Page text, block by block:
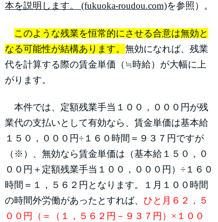
本を説明します。 (fukuoka-roudou.com)を参照）。
このような残業を恒常的にさせる合意は無効と
なる可能性が結構あります。 無効になれば、残業
代を計算する際の賃金単価（≒時給）が大幅に上
がります。
本件では、定額残業手当１００，０００円が残
業代の支払いとして有効なら、賃金単価は基本給
１５０，０００円÷１６０時間＝９３７円ですが
（※）、無効なら賃金単価は（基本給１５０，０
００円＋定額残業手当１００，０００円）÷１６０
時間＝１，５６２円となります。１月１００時間
の時間外労働があったとすれば、 ひと月６２，５
００円（＝（１，５６２円－９３７円）×１００